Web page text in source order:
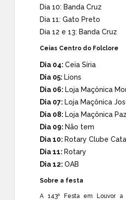
Dia 10: Banda Cruz
Dia 11: Gato Preto
Dia 12 e 13: Banda Cruz
Ceias Centro do Folclore
Dia 04: Ceia Síria
Dia 05: Lions
Dia 06: Loja Maçônica
Dia 07: Loja Maçônica
Dia 08: Loja Maçônica
Dia 09: Não tem
Dia 10: Rotary Clube
Dia 11: Rotary
Dia 12: OAB
Sobre a festa
A 143ª Festa em Louvor a